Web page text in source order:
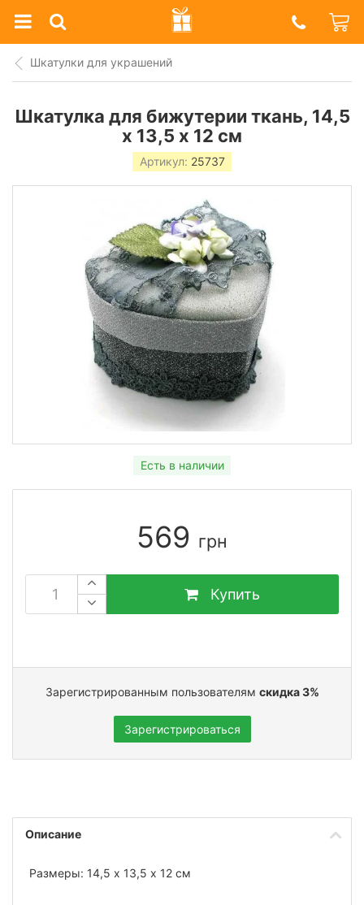
Prazdnik
Shop
Шкатулки для украшений
Шкатулка для бижутерии ткань, 14,5
х 13,5 х 12 см
Артикул: 25737
Есть в наличии
569 грн
Купить
Зарегистрированным пользователям скидка 3%
Зарегистрироваться
Описание
Размеры: 14,5 х 13,5 х 12 см